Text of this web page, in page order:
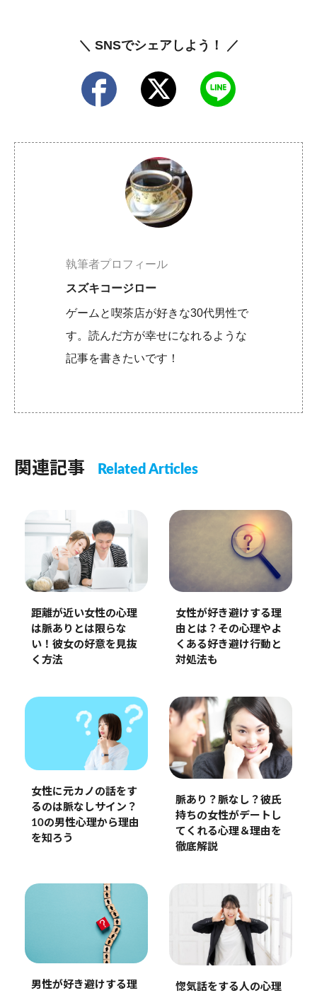
＼ SNSでシェアしよう！ ／
執筆者プロフィール
スズキコージロー
ゲームと喫茶店が好きな30代男性で
す。読んだ方が幸せになれるような
記事を書きたいです！
関連記事 Related Articles
距離が近い女性の心理
は脈ありとは限らな
い！彼女の好意を見抜
く方法
女性が好き避けする理
由とは？その心理やよ
くある好き避け行動と
対処法も
女性に元カノの話をす
るのは脈なしサイン？
10の男性心理から理由
を知ろう
脈あり？脈なし？彼氏
持ちの女性がデートし
てくれる心理＆理由を
徹底解説
男性が好き避けする理
惚気話をする人の心理